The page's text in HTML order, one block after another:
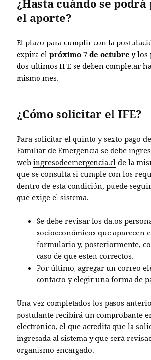
¿Hasta cuándo se
el aporte?
El plazo para cumplir con la
expira elpróximo 7 de octubre y los
dos últimos IFE se deben completar
mismo mes.
¿Cómo solicitar el IFE?
Para solicitar el quinto y sexto pago
Familiar de Emergencia se debe
webingresodeemergencia.cl de la
que se consulta si cumple con los
dentro de esta condición, puede
que exige el sistema.
Se debe revisar los datos
socioeconómicos que aparecen
formulario y, posteriormente,
caso de que estén correctos.
Por último, agregar un correo
contacto y elegir una forma de
Una vez completados los pasos
postulante recibirá un comprobante
electrónico, el que acredita que la
ingresada al sistema y que será
organismo encargado.